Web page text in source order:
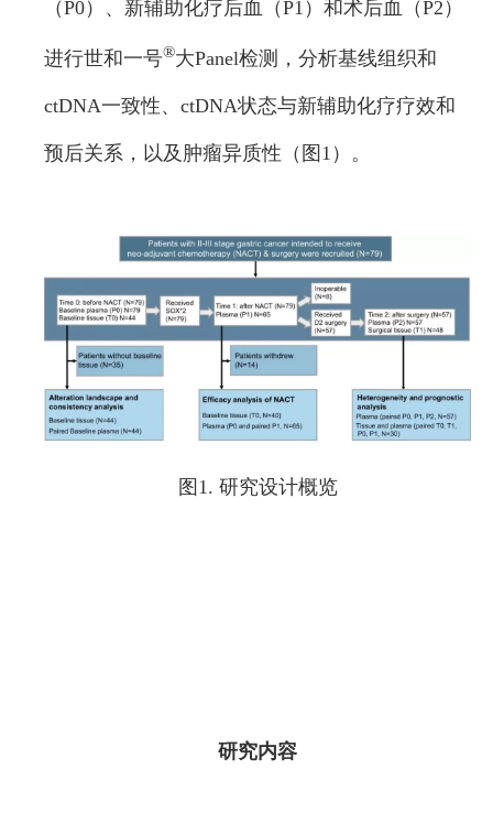
（P0）、新辅助化疗后血（P1）和术后血（P2）
进行世和一号®大Panel检测，分析基线组织和
ctDNA一致性、ctDNA状态与新辅助化疗疗效和
预后关系，以及肿瘤异质性（图1）。
图1. 研究设计概览
研究内容